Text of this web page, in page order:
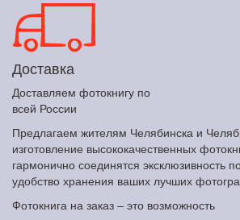
Доставка
Доставляем фотокнигу по
всей России
Предлагаем жителям Челябинска и
изготовление высококачественных
гармонично соединятся эксклюзивность
удобство хранения ваших лучших
Фотокнига на заказ – это возможность